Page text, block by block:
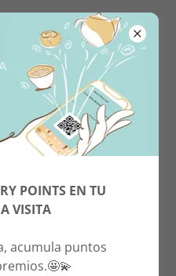
POINTS EN TU
VISITA
acumula puntos